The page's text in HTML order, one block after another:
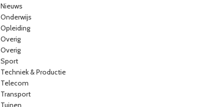
Nieuws
Onderwijs
Opleiding
Overig
Overig
Sport
Techniek & Productie
Telecom
Transport
Tuinen